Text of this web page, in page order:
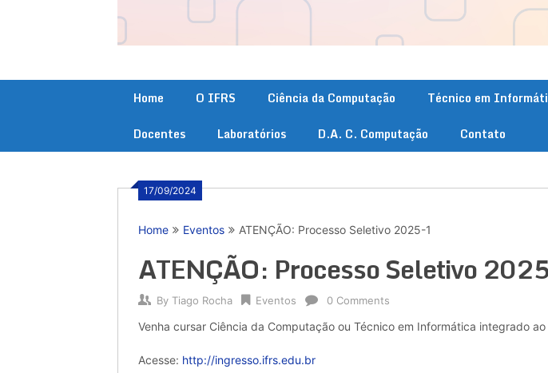
Home O IFRS Ciência da Computação Técnico em
Docentes
Laboratórios D.A. C. Computação Contato
17/09/2024
Home Eventos ATENÇÃO: Processo Seletivo 2025-1
ATENÇÃO: Processo Seletivo
By Tiago Rocha Eventos 0 Comments
Venha cursar Ciência da Computação ou Técnico em Informática integrado
Acesse: http://ingresso.ifrs.edu.br